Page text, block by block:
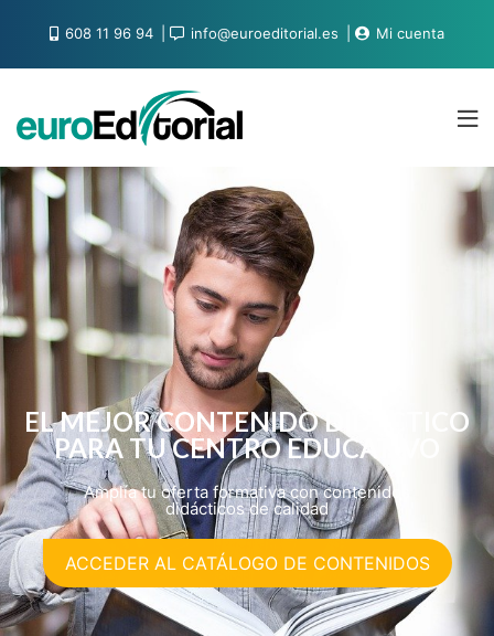
608 11 96 94 info@euroeditorial.es Mi cuenta
EL MEJOR CONTENIDO DIDÁCTICO
PARA TU CENTRO EDUCATIVO
Amplía tu oferta formativa con contenidos
didácticos de calidad
ACCEDER AL CATÁLOGO DE CONTENIDOS